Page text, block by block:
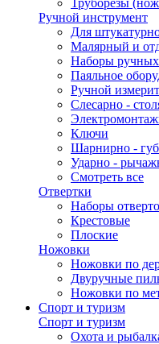
Труборезы
Ручной инструмент
Для
Малярный и
Наборы
Паяльное
Ручной
Слесарно -
Ключи
Шарнирно -
Ударно -
Смотреть все
Отвертки
Наборы
Крестовые
Плоские
Ножовки
Ножовки по
Двуручные
Ножовки по
Спорт и туризм
Спорт и туризм
Охота и